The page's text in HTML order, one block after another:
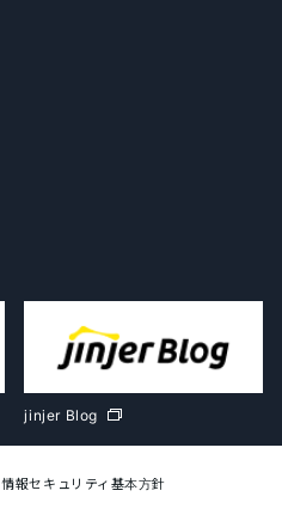
jinjer Blog
情報セキュリティ基本方針